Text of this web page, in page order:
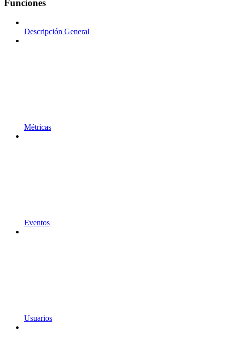
Funciones
Descripción General
Métricas
Eventos
Usuarios